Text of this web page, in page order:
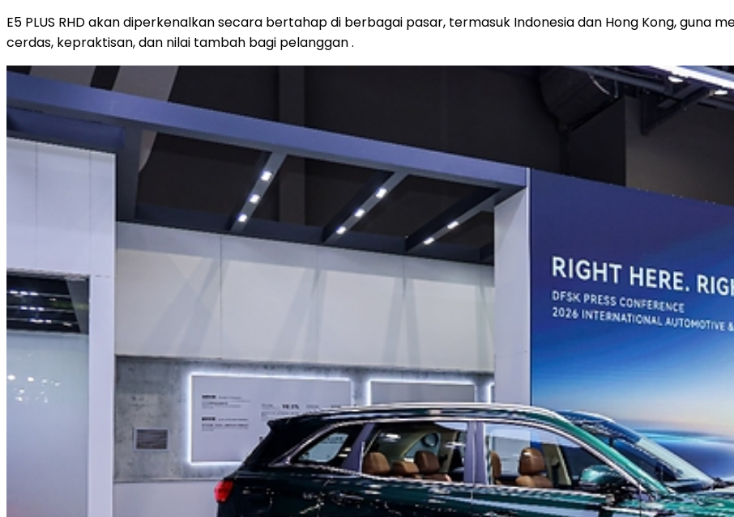
E5 PLUS RHD akan diperkenalkan secara bertahap di berbagai pasar, termasuk Indonesia dan Hong Kong, guna
cerdas, kepraktisan, dan nilai tambah bagi pelanggan .